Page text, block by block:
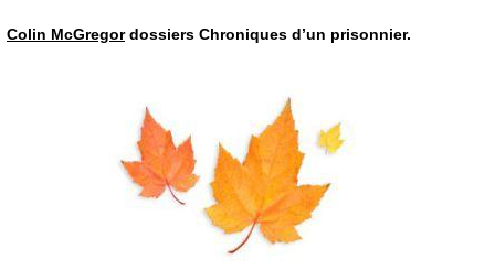
Colin McGregordossiers Chroniques d’un prisonnier.